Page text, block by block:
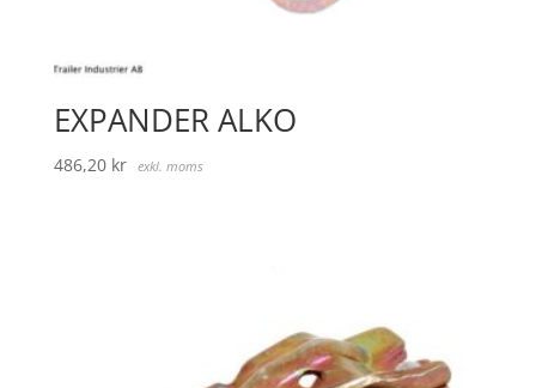
EXPANDER ALKO
486,20 kr exkl. moms